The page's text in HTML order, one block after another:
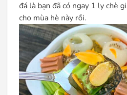
đá là bạn đã có ngay 1 ly chè
cho mùa hè này rồi.